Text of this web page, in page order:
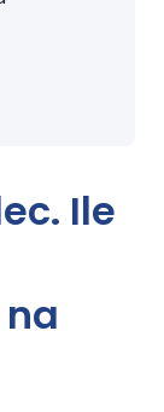
Ile